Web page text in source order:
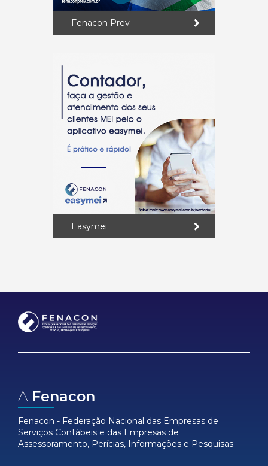
Fenacon Prev
Easymei
A Fenacon
Fenacon - Federação Nacional das Empresas de
Serviços Contábeis e das Empresas de
Assessoramento, Perícias, Informações e Pesquisas.